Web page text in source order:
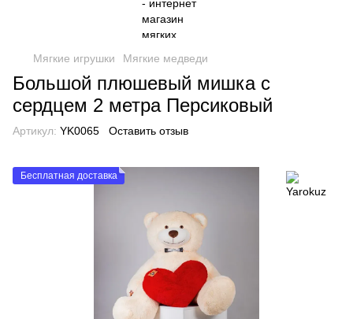
Мягкие игрушки Мягкие медведи
Большой плюшевый мишка с
сердцем 2 метра Персиковый
Артикул: YK0065 Оставить отзыв
Бесплатная доставка